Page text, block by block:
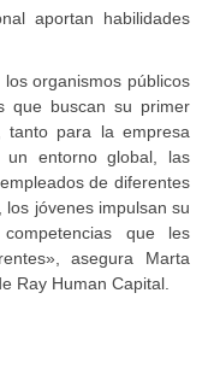
aportan habilidades
organismos públicos
que buscan su primer
tanto para la empresa
un entorno global, las
de diferentes
jóvenes impulsan su
que les
asegura Marta
Ray Human Capital.